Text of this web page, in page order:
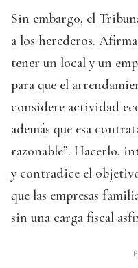
Sin embargo, el
a los herederos.
tener un local y un
para que el
considere actividad
además que esa
razonable”. Hacerlo,
y contradice el
que las empresas
sin una carga fiscal